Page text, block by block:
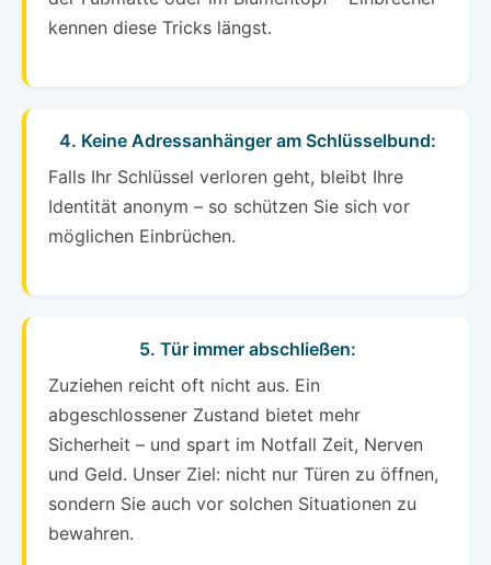
kennen diese Tricks längst.
4. Keine Adressanhänger am Schlüsselbund:
Falls Ihr Schlüssel verloren geht, bleibt Ihre
Identität anonym – so schützen Sie sich vor
möglichen Einbrüchen.
5. Tür immer abschließen:
Zuziehen reicht oft nicht aus. Ein
abgeschlossener Zustand bietet mehr
Sicherheit – und spart im Notfall Zeit, Nerven
und Geld. Unser Ziel: nicht nur Türen zu öffnen,
sondern Sie auch vor solchen Situationen zu
bewahren.